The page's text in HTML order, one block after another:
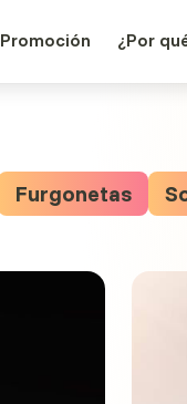
Promoción ¿Por
Furgonetas